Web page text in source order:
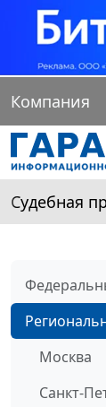
Компания
Судебная
Москва
Санкт-